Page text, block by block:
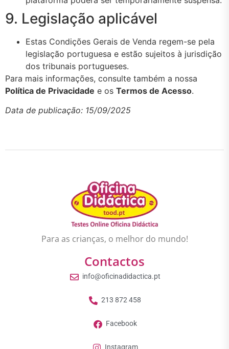
9. Legislação aplicável
Estas Condições Gerais de Venda regem-se pela
legislação portuguesa e estão sujeitos à jurisdição
dos tribunais portugueses.
Para mais informações, consulte também a nossa
Política de Privacidade e os Termos de Acesso.
Data de publicação: 15/09/2025
Para as crianças, o melhor do mundo!
Contactos
info@oficinadidactica.pt
213 872 458
Facebook